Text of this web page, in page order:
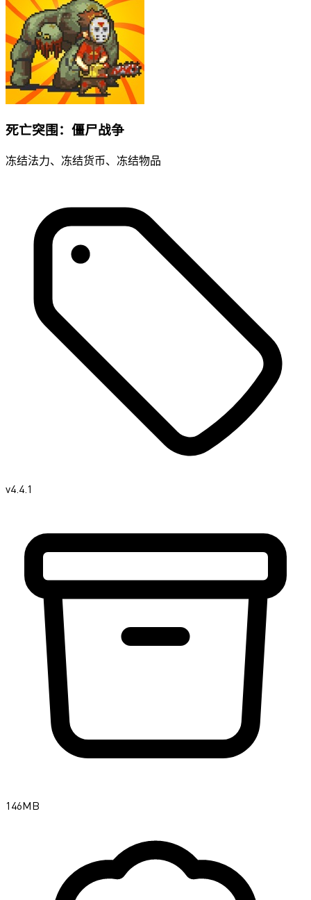
死亡突围：僵尸战争
冻结法力、冻结货币、冻结物品
v4.4.1
146MB